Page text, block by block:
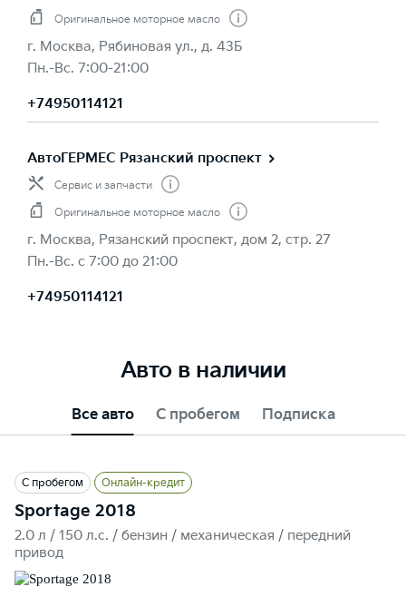
Оригинальное моторное масло
г. Москва, Рябиновая ул., д. 43Б
Пн.-Вс. 7:00-21:00
+74950114121
АвтоГЕРМЕС Рязанский проспект
Сервис и запчасти
Оригинальное моторное масло
г. Москва, Рязанский проспект, дом 2, стр. 27
Пн.-Вс. с 7:00 до 21:00
+74950114121
Авто в наличии
Все авто С пробегом Подписка
С пробегом Онлайн-кредит
Sportage 2018
2.0 л / 150 л.c. / бензин / механическая / передний
привод